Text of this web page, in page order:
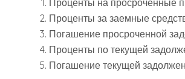
Проценты на просроченные
Проценты за заемные
Погашение просроченной
Проценты по текущей
Погашение текущей